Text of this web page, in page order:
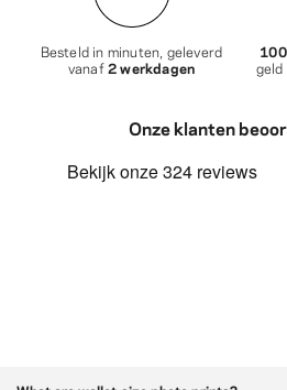
Besteld in minuten, geleverd
vanaf2 werkdagen
geld
Onze klanten